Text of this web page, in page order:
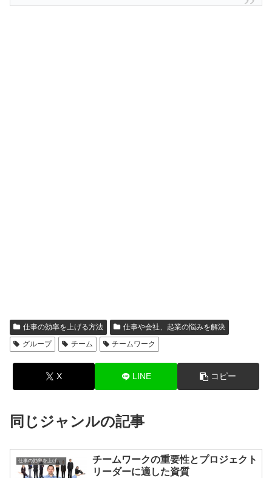
仕事の効率を上げる方法
仕事や会社、起業の悩みを解決
グループ
チーム チームワーク
X LINE コピー
同じジャンルの記事
仕事の効率を上げる方法
チームワークの重要性とプロジェクト
リーダーに適した資質